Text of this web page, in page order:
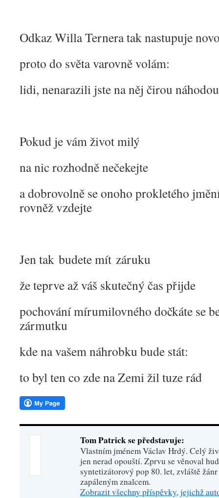
Odkaz Willa Ternera tak nastupuje
proto do světa varovně volám:
lidi, nenarazili jste na něj čirou
Pokud je vám život milý
na nic rozhodně nečekejte
a dobrovolně se onoho prokletého
rovněž vzdejte
Jen tak budete mít záruku
že teprve až váš skutečný čas přijde
pochování mírumilovného dočkáte se
zármutku
kde na vašem náhrobku bude stát:
to byl ten co zde na Zemi žil tuze rád
Tom Patrick se představuje:
Vlastním jménem Václav Hrdý. Celý
jen nerad opouští. Zprvu se věnoval
syntetizátorový pop 80. let, zvláště
zapáleným znalcem.
Zobrazit všechny příspěvky, jejichž